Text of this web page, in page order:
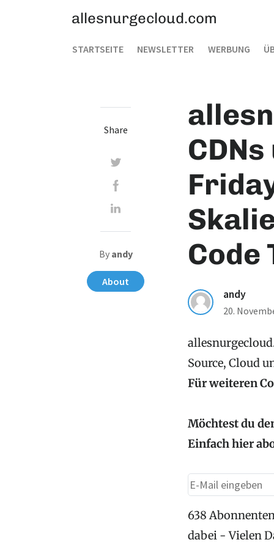
allesnurgecloud.com
STARTSEITE NEWSLETTER WERBUNG
Code
andy
20.
Source, Cloud
Für weiteren
Möchtest du
Einfach hier
638
dabei - Vielen
Share
By andy
About